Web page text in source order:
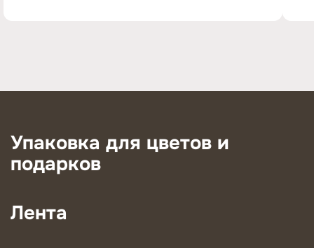
Упаковка для цветов и
подарков
Лента